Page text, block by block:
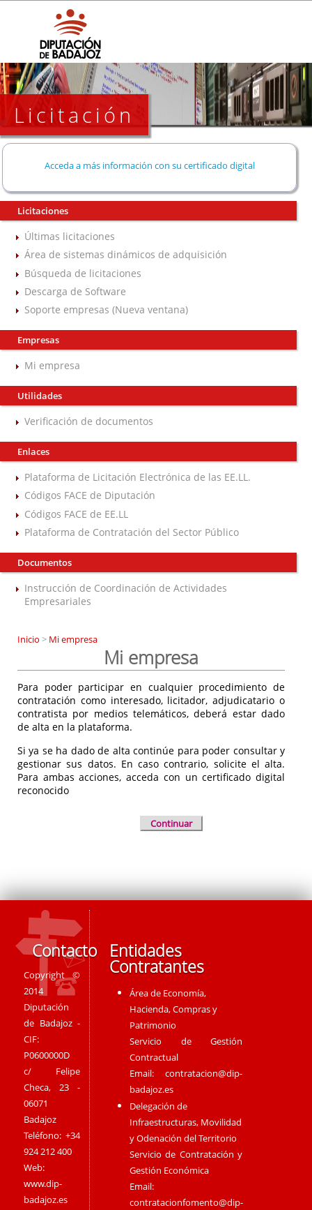
Licitación
Acceda a más información con su certificado digital
Licitaciones
Últimas licitaciones
Área de sistemas dinámicos de adquisición
Búsqueda de licitaciones
Descarga de Software
Soporte empresas (Nueva ventana)
Empresas
Mi empresa
Utilidades
Verificación de documentos
Enlaces
Plataforma de Licitación Electrónica de las EE.LL.
Códigos FACE de Diputación
Códigos FACE de EE.LL
Plataforma de Contratación del Sector Público
Documentos
Instrucción de Coordinación de Actividades
Empresariales
Inicio > Mi empresa
Mi empresa
Para poder participar en cualquier procedimiento de
contratación como interesado, licitador, adjudicatario o
contratista por medios telemáticos, deberá estar dado
de alta en la plataforma.
Si ya se ha dado de alta continúe para poder consultar y
gestionar sus datos. En caso contrario, solicite el alta.
Para ambas acciones, acceda con un certificado digital
reconocido
Continuar
Contacto
Copyright ©
2014
Diputación
de Badajoz -
CIF:
P0600000D
c/ Felipe
Checa, 23 -
06071
Badajoz
Teléfono: +34
924 212 400
Web:
www.dip-
badajoz.es
Entidades
Contratantes
Área de Economía,
Hacienda, Compras y
Patrimonio
Servicio de Gestión
Contractual
Email:contratacion@dip-
badajoz.es
Delegación de
Infraestructuras, Movilidad
y Odenación del Territorio
Servicio de Contratación y
Gestión Económica
Email:
contratacionfomento@dip-